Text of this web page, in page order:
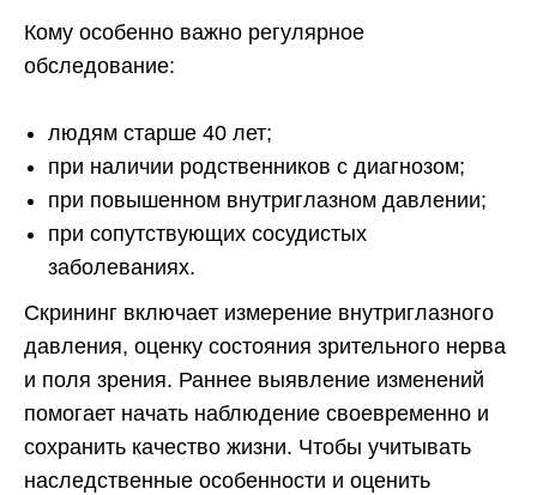
Кому особенно важно регулярное
обследование:
людям старше 40 лет;
при наличии родственников с диагнозом;
при повышенном внутриглазном давлении;
при сопутствующих сосудистых
заболеваниях.
Скрининг включает измерение внутриглазного
давления, оценку состояния зрительного нерва
и поля зрения. Раннее выявление изменений
помогает начать наблюдение своевременно и
сохранить качество жизни. Чтобы учитывать
наследственные особенности и оценить